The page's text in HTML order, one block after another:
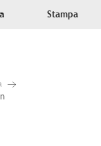
Stampa